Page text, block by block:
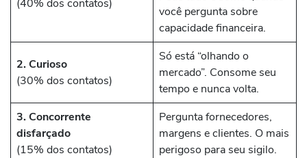
(40% dos contatos)
você pergunta sobre
capacidade financeira.
2. Curioso
(30% dos contatos)
Só está “olhando o
mercado”. Consome seu
tempo e nunca volta.
3. Concorrente
disfarçado
(15% dos contatos)
Pergunta fornecedores,
margens e clientes. O mais
perigoso para seu sigilo.